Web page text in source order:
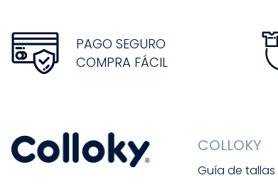
PAGO SEGURO
COMPRA FÁCIL
COLLOKY
Guía de